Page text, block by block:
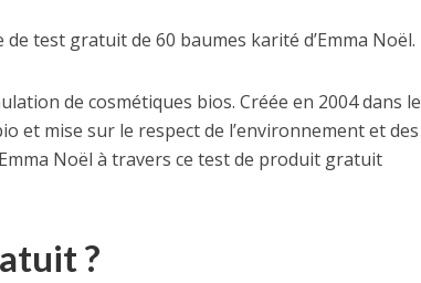
test gratuit de 60 baumes karité d’Emma Noël.
de cosmétiques bios. Créée en 2004 dans le
et mise sur le respect de l’environnement et des
Noël à travers ce test de produit gratuit
?